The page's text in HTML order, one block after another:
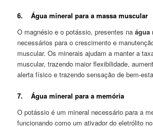
6. Água mineral para a massa muscular
O magnésio e o potássio, presentes naágua
necessários para o crescimento e
muscular. Os minerais ajudam a manter a
muscular, trazendo maior flexibilidade,
alerta físico e trazendo sensação de bem-
7. Água mineral para a memória
O potássio é um mineral necessário para a
funcionando como um ativador do eletrólito